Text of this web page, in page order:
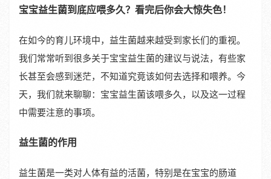
宝宝益生菌到底应喂多久？看完后你会大惊失色！
在如今的育儿环境中，益生菌越来越受到家长们的重视。
我们常常听到很多关于宝宝益生菌的建议与说法，有些家
长甚至会感到迷茫，不知道究竟该如何去选择和喂养。今
天，我们就来聊聊：宝宝益生菌该喂多久，以及这一过程
中需要注意的事项。
益生菌的作用
益生菌是一类对人体有益的活菌，特别是在宝宝的肠道